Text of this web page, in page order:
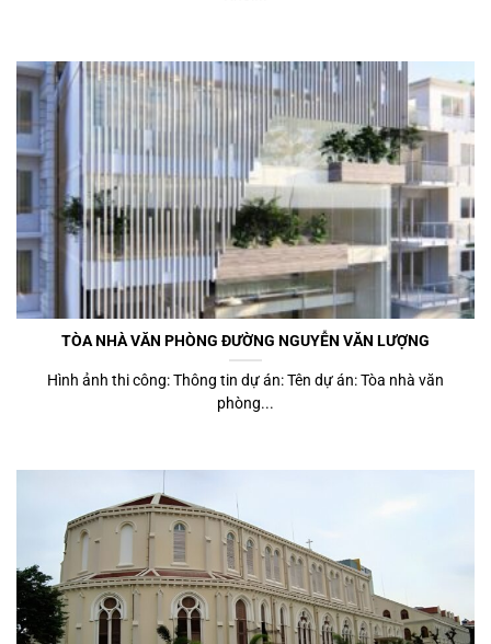
TÒA NHÀ VĂN PHÒNG ĐƯỜNG NGUYỄN VĂN LƯỢNG
Hình ảnh thi công: Thông tin dự án: Tên dự án: Tòa nhà văn
phòng...